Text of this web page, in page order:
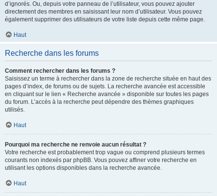
d’ignorés. Ou, depuis votre panneau de l’utilisateur, vous pouvez ajouter
directement des membres en saisissant leur nom d’utilisateur. Vous pouvez
également supprimer des utilisateurs de votre liste depuis cette même page.
Haut
Recherche dans les forums
Comment rechercher dans les forums ?
Saisissez un terme à rechercher dans la zone de recherche située en haut des
pages d’index, de forums ou de sujets. La recherche avancée est accessible
en cliquant sur le lien « Recherche avancée » disponible sur toutes les pages
du forum. L’accès à la recherche peut dépendre des thèmes graphiques
utilisés.
Haut
Pourquoi ma recherche ne renvoie aucun résultat ?
Votre recherche est probablement trop vague ou comprend plusieurs termes
courants non indexés par phpBB. Vous pouvez affiner votre recherche en
utilisant les options disponibles dans la recherche avancée.
Haut